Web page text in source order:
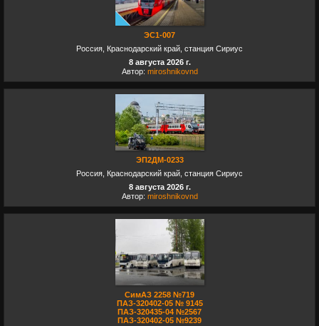
ЭС1-007
Россия, Краснодарский край, станция Сириус
8 августа 2026 г.
Автор: miroshnikovnd
ЭП2ДМ-0233
Россия, Краснодарский край, станция Сириус
8 августа 2026 г.
Автор: miroshnikovnd
СимАЗ 2258 №719
ПАЗ-320402-05 № 9145
ПАЗ-320435-04 №2567
ПАЗ-320402-05 №9239